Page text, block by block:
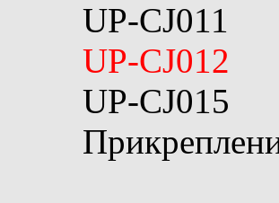
UP-CJ011
UP-CJ012
UP-CJ015